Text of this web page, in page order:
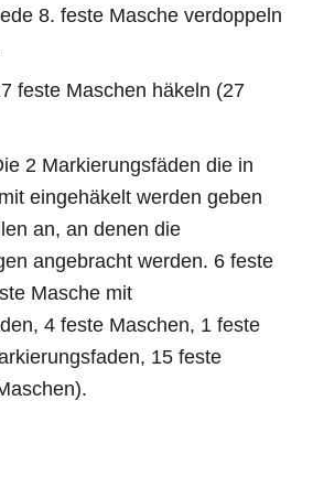
8. feste Masche verdoppeln
feste Maschen häkeln (27
2 Markierungsfäden die in
eingehäkelt werden geben
an, an denen die
angebracht werden. 6 feste
Masche mit
4 feste Maschen, 1 feste
15 feste